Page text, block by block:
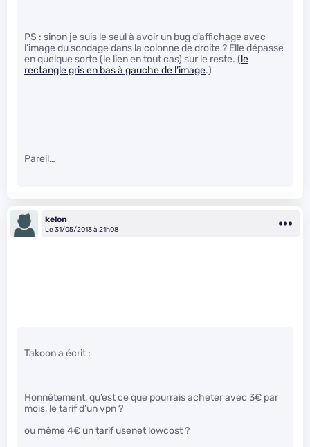
PS : sinon je suis le seul à avoir un bug d’affichage avec
l’image du sondage dans la colonne de droite ? Elle dépasse
en quelque sorte (le lien en tout cas) sur le reste. (le
rectangle gris en bas à gauche de l’image.)
Pareil…
kelon
Le 31/05/2013 à 21h08
Takoon a écrit :
Honnêtement, qu’est ce que pourrais acheter avec 3€ par
mois, le tarif d’un vpn ?
ou même 4€ un tarif usenet lowcost ?